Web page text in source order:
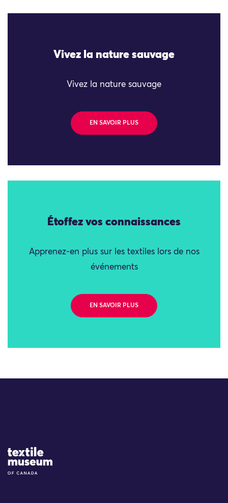
Vivez la nature sauvage
Vivez la nature sauvage
EN SAVOIR PLUS
Étoffez vos connaissances
Apprenez-en plus sur les textiles lors de nos
événements
EN SAVOIR PLUS
Site Logo